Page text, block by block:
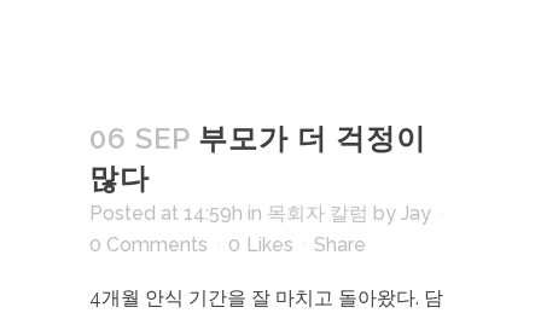
06 SEP 부모가 더 걱정이
많다
Posted at 14:59h in 목회자 칼럼 by Jay
0 Comments
0 Likes Share
4개월 안식 기간을 잘 마치고 돌아왔다. 담